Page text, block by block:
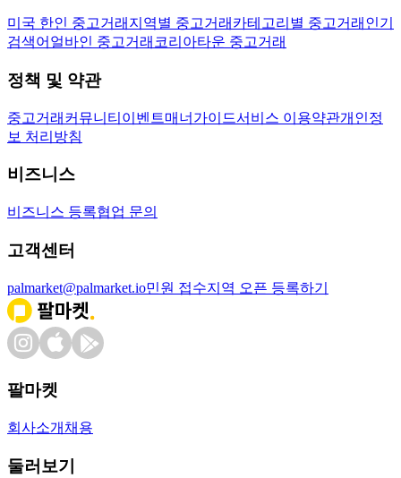
미국 한인 중고거래 지역별 중고거래 카테고리별 중고거래 인기
검색어 얼바인 중고거래 코리아타운 중고거래
정책 및 약관
중고거래 커뮤니티 이벤트매너가이드서비스 이용약관개인정
보 처리방침
비즈니스
비즈니스 등록협업 문의
고객센터
palmarket@palmarket.io민원 접수지역 오픈 등록하기
팔마켓
회사소개 채용
둘러보기